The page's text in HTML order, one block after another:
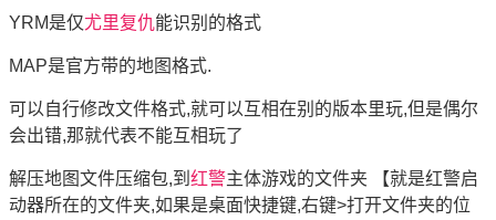
YRM是仅尤里复仇能识别的格式
MAP是官方带的地图格式.
可以自行修改文件格式,就可以互相在别的版本里玩,但是偶尔
会出错,那就代表不能互相玩了
解压地图文件压缩包,到 红警主体游戏的文件夹 【就是红警启
动器所在的文件夹,如果是桌面快捷键,右键>打开文件夹的位